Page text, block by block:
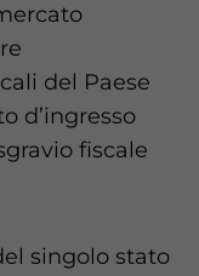
del Paese
d’ingresso
fiscale
singolo stato